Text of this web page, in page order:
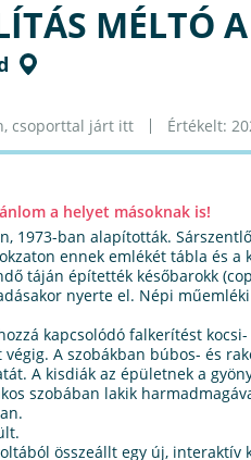
MÉLTÓ
csoporttal járt itt Értékelt:
a helyet másoknak is!
1973-ban alapították.
ennek emlékét tábla és a
táján építették későbarokk
nyerte el. Népi
kapcsolódó falkerítést kocsi-
A szobákban búbos- és
A kisdiák az épületnek a
szobában lakik
összeállt egy új, interaktív